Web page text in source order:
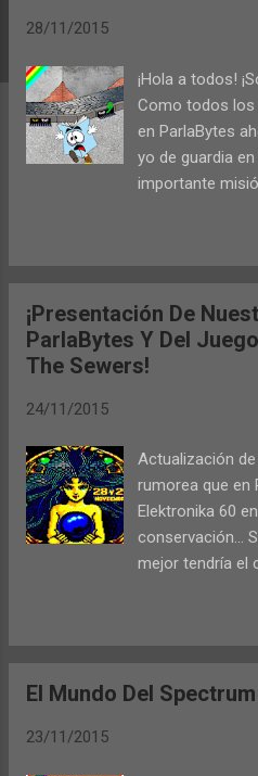
28/11/2015
¡Hola a todos!
Como todos los
en ParlaBytes
yo de guardia
importante
presentan en
From The
nuestro
Churrera de los
de 128k irá
anuario sin
en la barra
recomiendo
porque en ella
sorpresas!
la versión de
anuario: - Los
son diferentes
¡Presentación De
ParlaBytes Y Del
The Sewers!
24/11/2015
Actualización
rumorea que en
Elektronika 60
conservación...
mejor tendría el
exactamente
ordenador...
cotilleos?
ganas de jugarlo
El Mundo Del
23/11/2015